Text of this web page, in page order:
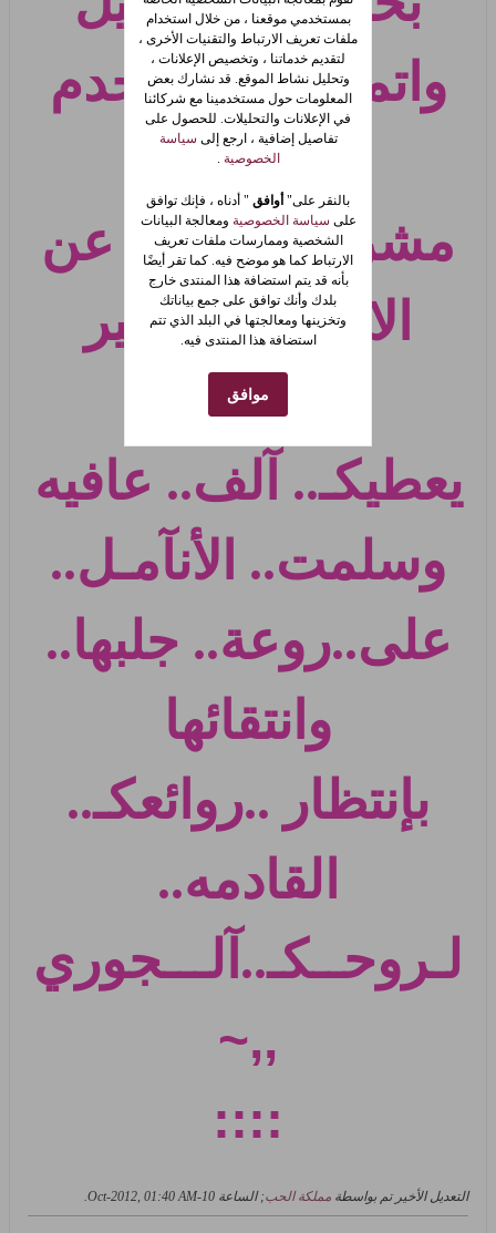
واتمنى ان يستخدم
بطرق
مشروعه وبعيدآ عن
الاستخدام الغير
مشروع
يعطيكـ.. آلف.. عافيه
وسلمت.. الأنآمـل..
على..روعة.. جلبها..
وانتقائها
بإنتظار ..روائعكـ..
القادمه..
لـروحــكـ.. آلـــجوري
,,~
::::
التعديل الأخير تم بواسطة مملكة الحب; الساعة 10-Oct-2012, 01:40 AM
.
بمستخدمي موقعنا ، من خلال استخدام
ملفات تعريف الارتباط والتقنيات الأخرى ،
لتقديم خدماتنا ، وتخصيص الإعلانات ،
وتحليل نشاط الموقع. قد نشارك بعض
المعلومات حول مستخدمينا مع شركائنا
في الإعلانات والتحليلات. للحصول على
تفاصيل إضافية ، ارجع إلى سياسة
الخصوصية .
بالنقر على" أوافق " أدناه ، فإنك توافق
على سياسة الخصوصية ومعالجة البيانات
الشخصية وممارسات ملفات تعريف
الارتباط كما هو موضح فيه. كما تقر أيضًا
بأنه قد يتم استضافة هذا المنتدى خارج
بلدك وأنك توافق على جمع بياناتك
وتخزينها ومعالجتها في البلد الذي تتم
استضافة هذا المنتدى فيه.
موافق